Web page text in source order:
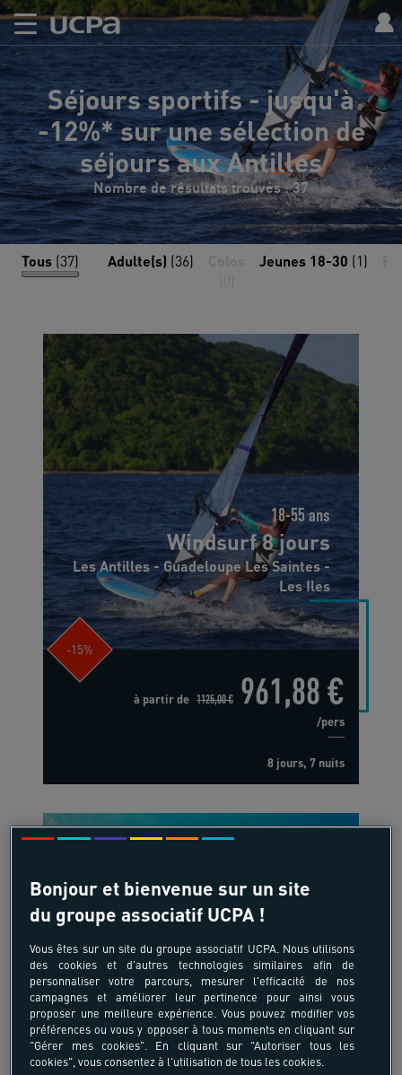
Séjours sportifs - jusqu'à
-12%* sur une sélection de
séjours aux Antilles
Nombre de résultats trouvés : 37
Tous (37) Adulte(s) (36) Jeunes 18-30 (1)
18-55 ans
Windsurf 8 jours
Les Antilles - Guadeloupe Les Saintes -
Les Iles
-15%
à partir de 1125,00 € 961,88 €
/pers
8 jours, 7 nuits
18-55 ans
Plongée spécial débutant
aux Saintes 8 jours
Les Antilles - Guadeloupe Les Saintes -
Les Iles
Bonjour et bienvenue sur un site
du groupe associatif UCPA !
Vous êtes sur un site du groupe associatif UCPA. Nous utilisons
des cookies et d'autres technologies similaires afin de
personnaliser votre parcours, mesurer l'efficacité de nos
campagnes et améliorer leur pertinence pour ainsi vous
proposer une meilleure expérience. Vous pouvez modifier vos
préférences ou vous y opposer à tous moments en cliquant sur
"Gérer mes cookies". En cliquant sur "Autoriser tous les
cookies", vous consentez à l'utilisation de tous les cookies.